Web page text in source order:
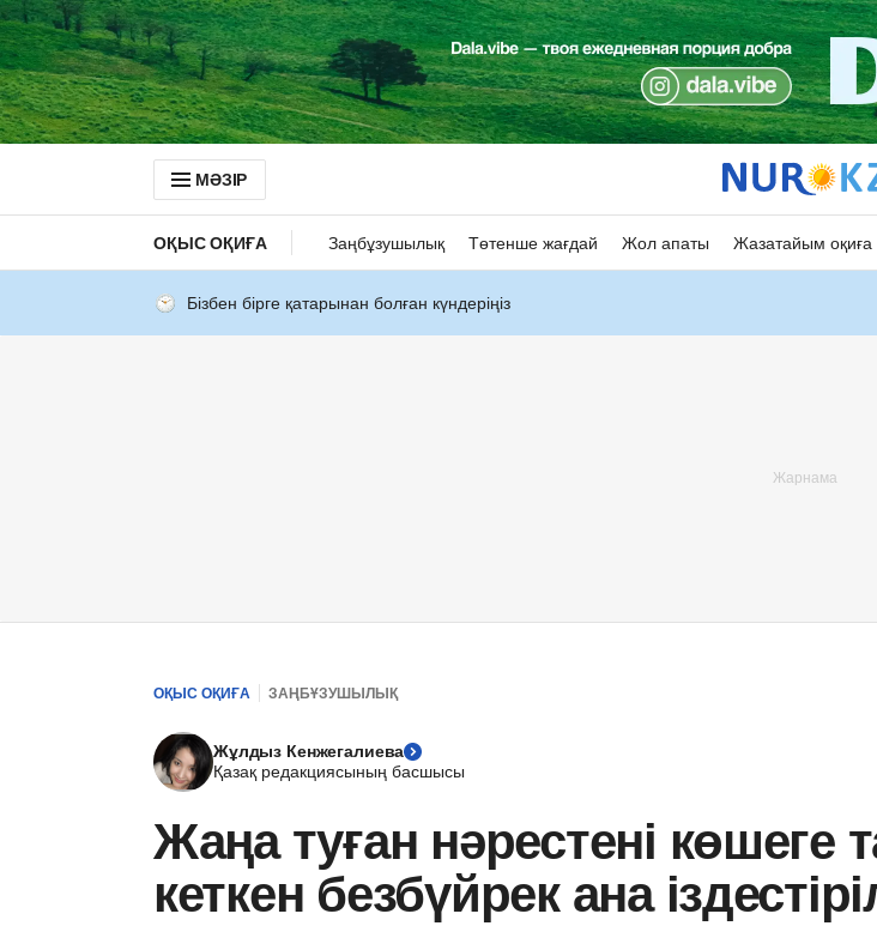
МӘЗІР
ОҚЫС ОҚИҒА Заңбұзушылық Төтенше жағдай Жол апаты Жазатайым оқиға
Бізбен бірге қатарынан болған күндеріңіз
ОҚЫС ОҚИҒА ЗАҢБҰЗУШЫЛЫҚ
Жұлдыз Кенжегалиева
Қазақ редакциясының басшысы
Жаңа туған нәрестені көшеге
кеткен безбүйрек ана